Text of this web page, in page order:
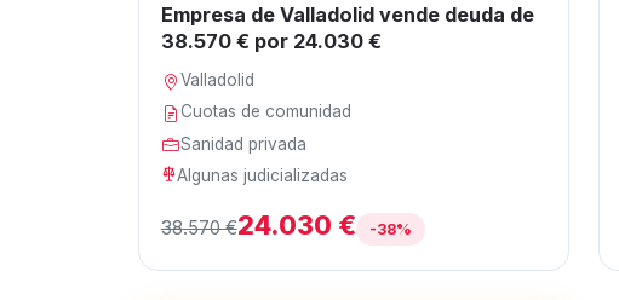
Empresa de Valladolid vende deuda de
38.570 € por 24.030 €
Valladolid
Cuotas de comunidad
Sanidad privada
Algunas judicializadas
38.570 €24.030 € -38%